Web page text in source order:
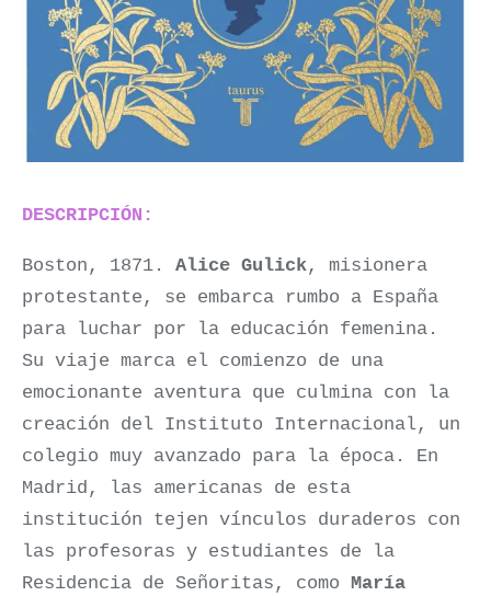
DESCRIPCIÓN:
Boston, 1871. Alice Gulick, misionera
protestante, se embarca rumbo a España
para luchar por la educación femenina.
Su viaje marca el comienzo de una
emocionante aventura que culmina con la
creación del Instituto Internacional, un
colegio muy avanzado para la época. En
Madrid, las americanas de esta
institución tejen vínculos duraderos con
las profesoras y estudiantes de la
Residencia de Señoritas, como María